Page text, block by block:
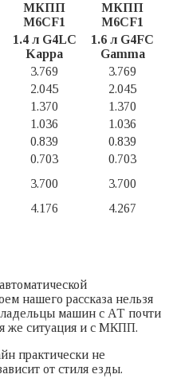
МКПП
M6CF1
МКПП
M6CF1
1.4 л G4LC
Kappa
1.6 л G4FC
Gamma
3.769
3.769
2.045
2.045
1.370
1.370
1.036
1.036
0.839
0.839
0.703
0.703
3.700
3.700
4.176 4.267
нашего рассказа нельзя
машин с АТ почти
же ситуация и с МКПП.
практически не
от стиля езды.